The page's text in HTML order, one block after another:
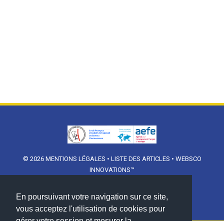
En poursuivant votre navigation sur ce site,
vous acceptez l'utilisation de cookies pour
© 2026 MENTIONS LÉGALES • LISTE DES ARTICLES • WEBSCO
INNOVATIONS™